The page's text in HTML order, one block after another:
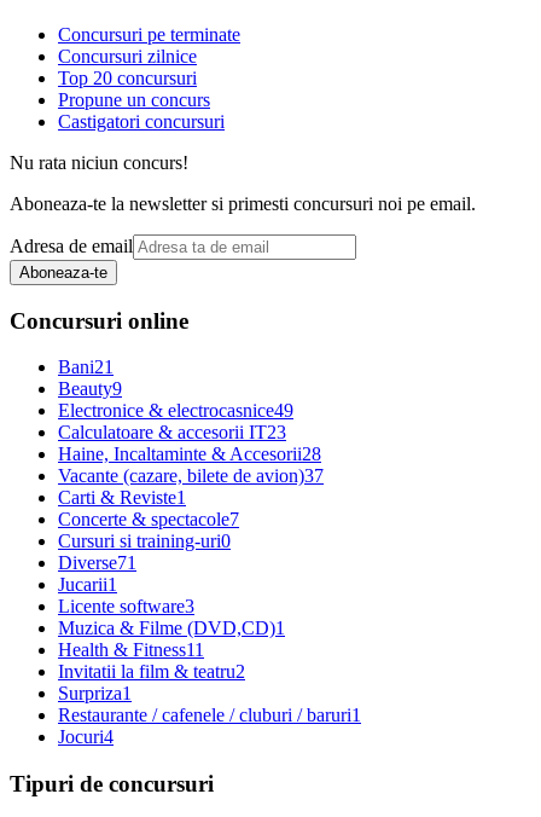
Concursuri pe terminate
Concursuri zilnice
Top 20 concursuri
Propune un concurs
Castigatori concursuri
Nu rata niciun concurs!
Aboneaza-te la newsletter si primesti concursuri noi pe email.
Adresa de email
Aboneaza-te
Concursuri online
Bani21
Beauty9
Electronice & electrocasnice49
Calculatoare & accesorii IT23
Haine, Incaltaminte & Accesorii28
Vacante (cazare, bilete de avion)37
Carti & Reviste1
Concerte & spectacole7
Cursuri si training-uri0
Diverse71
Jucarii1
Licente software3
Muzica & Filme (DVD,CD)1
Health & Fitness11
Invitatii la film & teatru2
Surpriza1
Restaurante / cafenele / cluburi / baruri1
Jocuri4
Tipuri de concursuri